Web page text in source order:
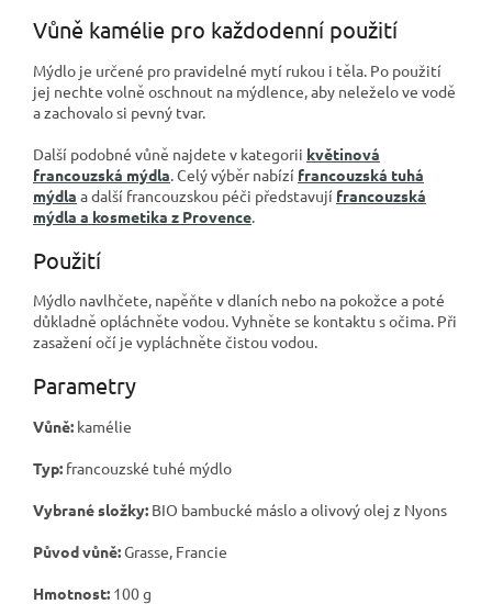
Vůně kamélie pro každodenní použití
Mýdlo je určené pro pravidelné mytí rukou i těla. Po použití
jej nechte volně oschnout na mýdlence, aby neleželo ve vodě
a zachovalo si pevný tvar.
Další podobné vůně najdete v kategorii květinová
francouzská mýdla . Celý výběr nabízí francouzská tuhá
mýdla a další francouzskou péči představují francouzská
mýdla a kosmetika z Provence
Použití
Mýdlo navlhčete, napěňte v dlaních nebo na pokožce a poté
důkladně opláchněte vodou. Vyhněte se kontaktu s očima. Při
zasažení očí je vypláchněte čistou vodou.
Parametry
Vůně: kamélie
Typ: francouzské tuhé mýdlo
Vybrané složky: BIO bambucké máslo a olivový olej z Nyons
Původ vůně:Grasse, Francie
Hmotnost: 100 g